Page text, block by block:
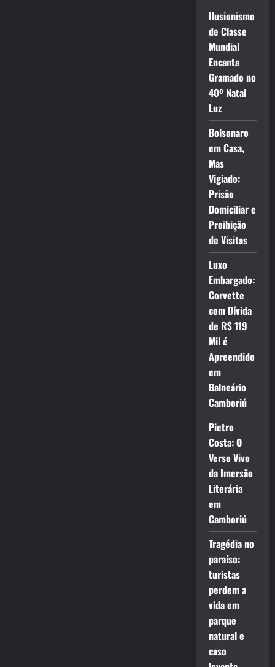
Ilusionismo
de Classe
Mundial
Encanta
Gramado no
40º Natal
Luz
Bolsonaro
em Casa,
Mas
Vigiado:
Prisão
Domiciliar e
Proibição
de Visitas
Luxo
Embargado:
Corvette
com Dívida
de R$ 119
Mil é
Apreendido
em
Balneário
Camboriú
Pietro
Costa: O
Verso Vivo
da Imersão
Literária
em
Camboriú
Tragédia no
paraíso:
turistas
perdem a
vida em
parque
natural e
caso